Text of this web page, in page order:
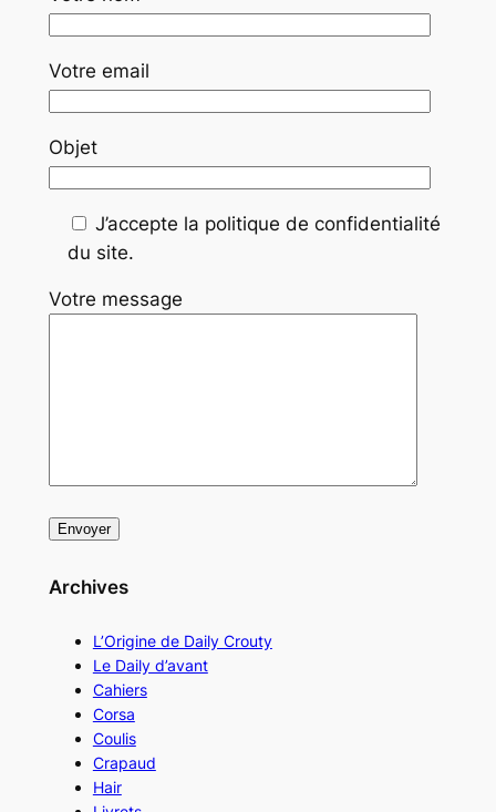
Votre email
Objet
J’accepte la politique de confidentialité
du site.
Votre message
Archives
L’Origine de Daily Crouty
Le Daily d’avant
Cahiers
Corsa
Coulis
Crapaud
Hair